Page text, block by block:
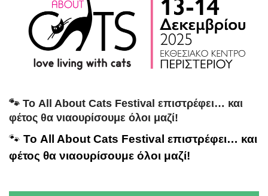
🐾 Το All About Cats Festival επιστρέφει… και
φέτος θα νιαουρίσουμε όλοι μαζί!
🐾 Το All About Cats Festival επιστρέφει… και
φέτος θα νιαουρίσουμε όλοι μαζί!